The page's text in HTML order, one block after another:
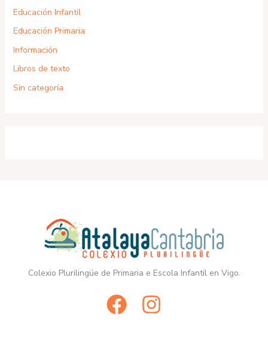
Educación Infantil
Educación Primaria
Información
Libros de texto
Sin categoría
Colexio Plurilingüe de Primaria e Escola Infantil en Vigo.